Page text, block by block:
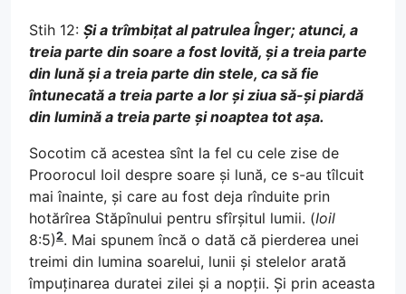
Stih 12: Și a trîmbițat al patrulea Înger; atunci, a
treia parte din soare a fost lovită, și a treia parte
din lună și a treia parte din stele, ca să fie
întunecată a treia parte a lor și ziua să-și piardă
din lumină a treia parte și noaptea tot așa.
Socotim că acestea sînt la fel cu cele zise de
Proorocul Ioil despre soare și lună, ce s-au tîlcuit
mai înainte, și care au fost deja rînduite prin
hotărîrea Stăpînului pentru sfîrșitul lumii. (Ioil
8:5)2. Mai spunem încă o dată că pierderea unei
treimi din lumina soarelui, lunii și stelelor arată
împuținarea duratei zilei și a nopții. Și prin aceasta